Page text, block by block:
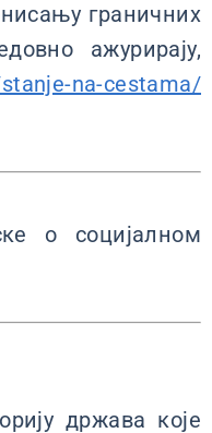
граничних
ажурирају,
na-cestama/
о социјалном
држава које